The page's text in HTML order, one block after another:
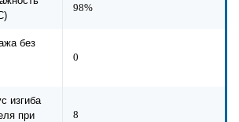
98%
без
0
изгиба
при
8